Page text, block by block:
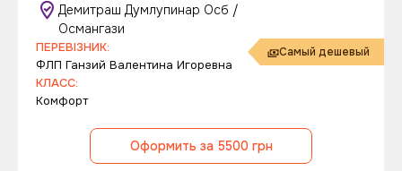
Демитраш Думлупинар Осб /
Османгази
Самый дешевый
ПЕРЕВІЗНИК:
ФЛП Ганзий Валентина Игоревна
КЛАСС:
Комфорт
Оформить за 5500 грн